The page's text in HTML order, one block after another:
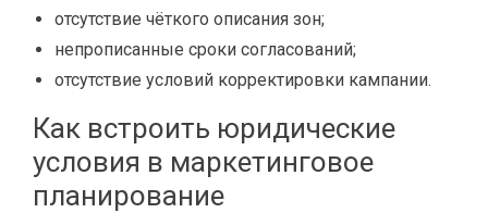
отсутствие чёткого описания зон;
непрописанные сроки согласований;
отсутствие условий корректировки кампании.
Как встроить юридические
условия в маркетинговое
планирование